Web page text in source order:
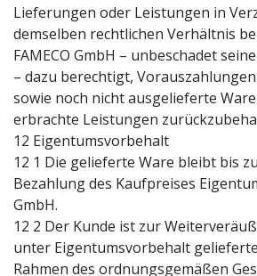
Lieferungen oder Leistungen in
demselben rechtlichen Verhältnis
FAMECO GmbH – unbeschadet
– dazu berechtigt,
sowie noch nicht ausgelieferte
erbrachte Leistungen
12 Eigentumsvorbehalt
12 1 Die gelieferte Ware bleibt bis
Bezahlung des Kaufpreises
GmbH.
12 2 Der Kunde ist zur
unter Eigentumsvorbehalt
Rahmen des ordnungsgemäßen